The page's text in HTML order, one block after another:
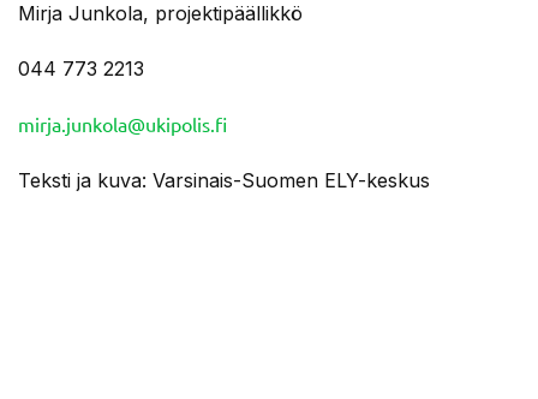
Mirja Junkola, projektipäällikkö
044 773 2213
mirja.junkola@ukipolis.fi
Teksti ja kuva: Varsinais-Suomen ELY-keskus